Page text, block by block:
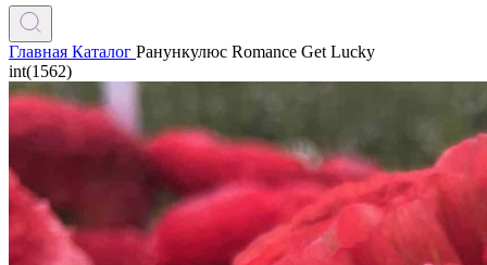
Главная Каталог Ранункулюс Romance Get Lucky
int(1562)